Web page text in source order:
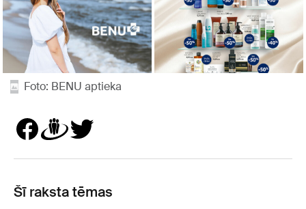
Foto: BENU aptieka
Šī raksta tēmas